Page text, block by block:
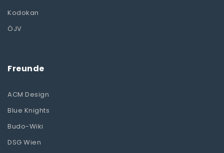
Kodokan
ÖJV
Freunde
ACM Design
Blue Knights
Budo-Wiki
DSG Wien